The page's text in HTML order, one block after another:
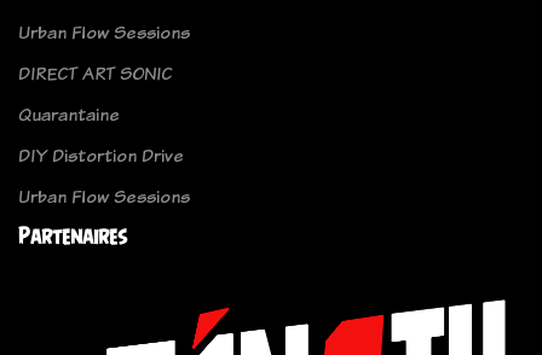
Urban Flow Sessions
DIRECT ART SONIC
Quarantaine
DIY Distortion Drive
Urban Flow Sessions
Partenaires